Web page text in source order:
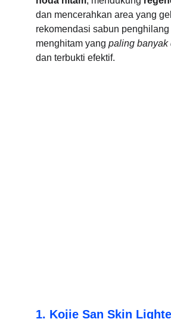
dan mencerahkan area yang
rekomendasi sabun
menghitam yang paling banyak
dan terbukti efektif.
1. Kojie San Skin